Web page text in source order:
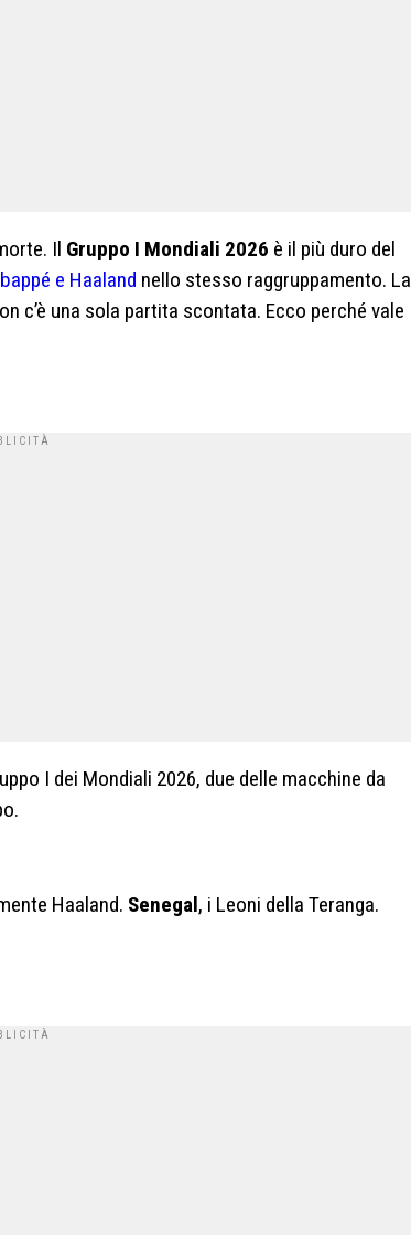
Il Gruppo I Mondiali 2026 è il più duro del
e Haaland nello stesso raggruppamento. La
c’è una sola partita scontata. Ecco perché vale
I dei Mondiali 2026, due delle macchine da
Haaland. Senegal, i Leoni della Teranga.